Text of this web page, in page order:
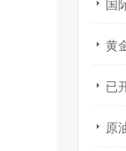
国
原